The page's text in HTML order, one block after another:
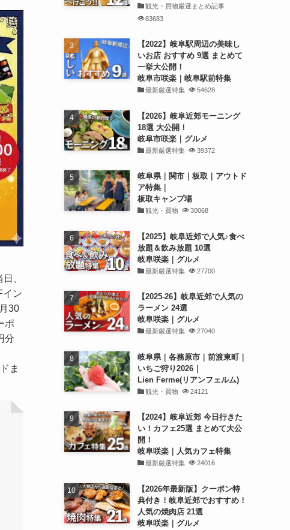
、
イン
30
ポ
分
ま
観光・買物厳選まとめ記事
83683
【2022】岐阜駅周辺の美味し
いお店 おすすめ 9選 まとめて
一挙大公開！
岐阜市咲楽｜岐阜駅前特集
最新厳選特集 54628
【2026】岐阜近郊モーニング
18選 大公開！
岐阜市咲楽｜グルメ
最新厳選特集 39372
岐阜県｜関市｜板取｜アウトド
ア特集｜
板取キャンプ場
観光・買物 30068
【2025】岐阜近郊で人気♪食べ
放題＆飲み放題 10選
岐阜咲楽｜グルメ
最新厳選特集 27700
【2025-26】岐阜近郊で人気の
ラーメン 24選
岐阜咲楽｜グルメ
最新厳選特集 27040
岐阜県｜各務原市｜前渡東町｜
いちご狩り2026｜
Lien Ferme(リアンフェルム)
観光・買物 24121
【2024】岐阜近郊 今日行きた
い！カフェ25選 まとめて大公
開！
岐阜咲楽｜人気カフェ特集
最新厳選特集 24016
【2026年最新版】クーポン特
典付き！岐阜近郊でおすすめ！
人気の焼肉店 21選
岐阜咲楽｜グルメ